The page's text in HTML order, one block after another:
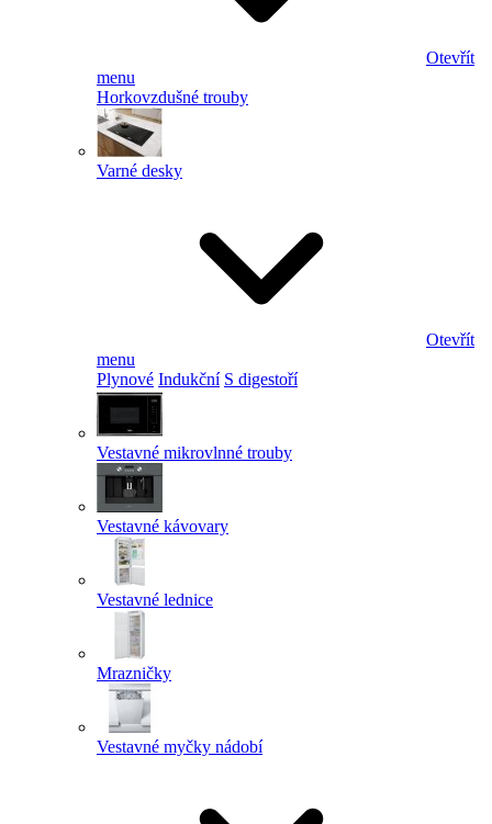
Otevřít
menu
Horkovzdušné trouby
Varné desky
Otevřít
menu
Plynové Indukční S digestoří
Vestavné mikrovlnné trouby
Vestavné kávovary
Vestavné lednice
Mrazničky
Vestavné myčky nádobí